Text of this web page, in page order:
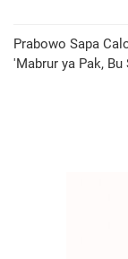
Prabowo Sapa
'Mabrur ya Pak, Bu